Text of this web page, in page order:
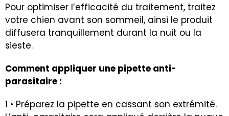
Pour optimiser l’efficacité du traitement, traitez
votre chien avant son sommeil, ainsi le produit
diffusera tranquillement durant la nuit ou la
sieste.
Comment appliquer une pipette anti-
parasitaire :
1 • Préparez la pipette en cassant son extrémité.